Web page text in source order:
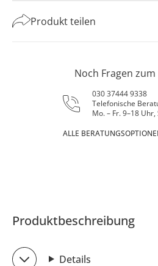
Produkt teilen
Noch Fragen
030 37444 9338
Telefonische
Mo. – Fr. 9–18
ALLE
Produktbeschreibung
Details